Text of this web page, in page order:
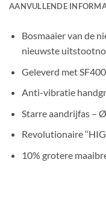
AANVULLENDE
Bosmaaier van de
nieuwste
Geleverd met
Anti-vibratie
Starre aandrijfas –
Revolutionaire
10% grotere